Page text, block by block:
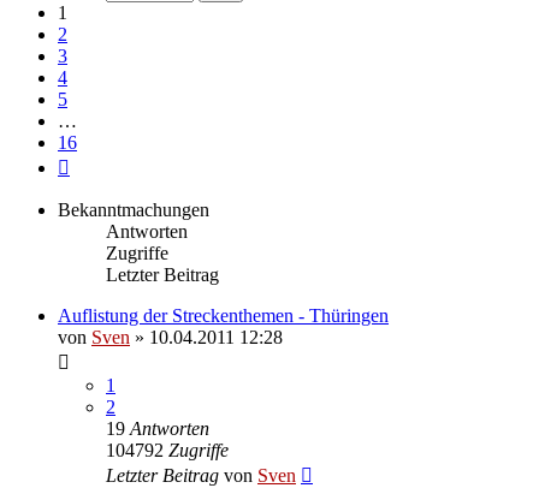
1
2
3
4
5
…
16
Bekanntmachungen
Antworten
Zugriffe
Letzter Beitrag
Auflistung der Streckenthemen - Thüringen
von Sven » 10.04.2011 12:28
1
2
19 Antworten
104792 Zugriffe
Letzter Beitrag von Sven